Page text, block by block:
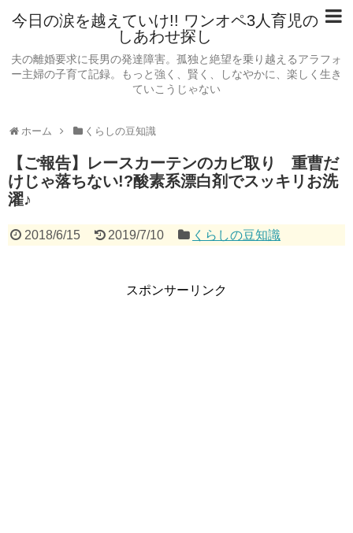
今日の涙を越えていけ!! ワンオペ3人育児の
しあわせ探し
夫の離婚要求に長男の発達障害。孤独と絶望を乗り越えるアラフォ
ー主婦の子育て記録。もっと強く、賢く、しなやかに、楽しく生き
ていこうじゃない
ホーム くらしの豆知識
【ご報告】レースカーテンのカビ取り 重曹だ
けじゃ落ちない!?酸素系漂白剤でスッキリお洗
濯♪
2018/6/15 2019/7/10 くらしの豆知識
スポンサーリンク